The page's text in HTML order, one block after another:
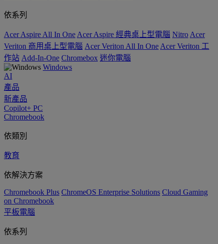
依系列
Acer Aspire All In One Acer Aspire 經典桌上型電腦 Nitro Acer
Veriton 商用桌上型電腦 Acer Veriton All In One Acer Veriton 工
作站 Add-In-One Chromebox 迷你電腦
Windows
AI
產品
新產品
Copilot+ PC
Chromebook
依類別
教育
依解決方案
Chromebook Plus ChromeOS Enterprise Solutions Cloud Gaming
on Chromebook
平板電腦
依系列